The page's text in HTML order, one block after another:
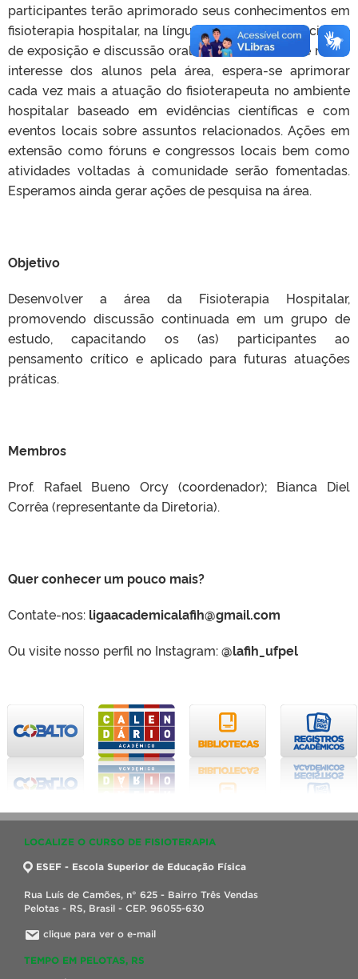
participantes terão aprimorado seus conhecimentos em
fisioterapia hospitalar, na língua inglesa e na capacidade
de exposição e discussão oral. Com o incentivo e maior
interesse dos alunos pela área, espera-se aprimorar
cada vez mais a atuação do fisioterapeuta no ambiente
hospitalar baseado em evidências científicas e com
eventos locais sobre assuntos relacionados. Ações em
extensão como fóruns e congressos locais bem como
atividades voltadas à comunidade serão fomentadas.
Esperamos ainda gerar ações de pesquisa na área.
Objetivo
Desenvolver a área da Fisioterapia Hospitalar,
promovendo discussão continuada em um grupo de
estudo, capacitando os (as) participantes ao
pensamento crítico e aplicado para futuras atuações
práticas.
Membros
Prof. Rafael Bueno Orcy (coordenador); Bianca Diel
Corrêa (representante da Diretoria).
Quer conhecer um pouco mais?
Contate-nos: ligaacademicalafih@gmail.com
Ou visite nosso perfil no Instagram:@lafih_ufpel
LOCALIZE O CURSO DE FISIOTERAPIA
ESEF - Escola Superior de Educação Física
Rua Luís de Camões, n° 625 - Bairro Três Vendas
Pelotas - RS, Brasil - CEP. 96055-630
clique para ver o e-mail
TEMPO EM PELOTAS, RS